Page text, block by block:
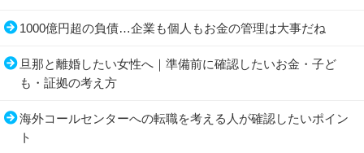
1000億円超の負債…企業も個人もお金の管理は大事だね
旦那と離婚したい女性へ｜準備前に確認したいお金・子ど
も・証拠の考え方
海外コールセンターへの転職を考える人が確認したいポイン
ト